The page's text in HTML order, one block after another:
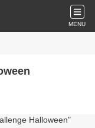
MENU